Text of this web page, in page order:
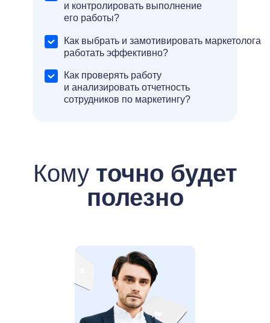
и контролировать выполнение
его работы?
Как выбрать и замотивировать маркетолога
работать эффективно?
Как проверять работу
и анализировать отчетность
сотрудников по маркетингу?
Кому точно будет
полезно